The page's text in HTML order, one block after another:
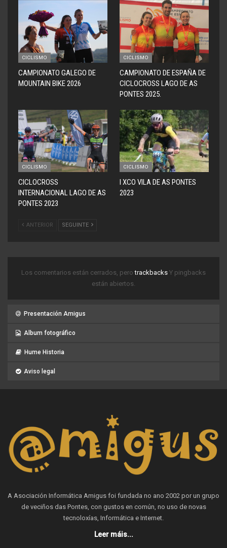
CICLISMO
CAMPIONATO GALEGO DE
MOUNTAIN BIKE 2026
CICLISMO
CAMPIONATO DE ESPAÑA DE
CICLOCROSS LAGO DE AS
PONTES 2025.
CICLISMO
CICLOCROSS
INTERNACIONAL LAGO DE AS
PONTES 2023
CICLISMO
I XCO VILA DE AS PONTES
2023
ANTERIOR SEGUINTE
Los comentarios están cerrados, perotrackbacks Y pingbacks
están abiertos.
Presentación Amigus
Album fotográfico
Hume Historia
Aviso legal
A Asociación Informática Amigus foi fundada no ano 2002 por un grupo
de veciños das Pontes, con gustos en común, no uso de novas
tecnoloxías, Informática e Internet.
Leer máis...